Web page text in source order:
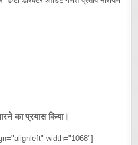
का प्रयास किया।
width="1068"]